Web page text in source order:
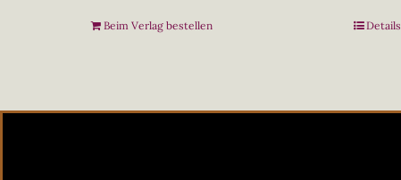
Beim Verlag bestellen Details